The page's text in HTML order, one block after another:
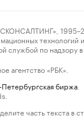
службой по
агентство «РБК».
биржа
часть текста в